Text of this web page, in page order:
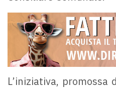
L’iniziativa, promossa